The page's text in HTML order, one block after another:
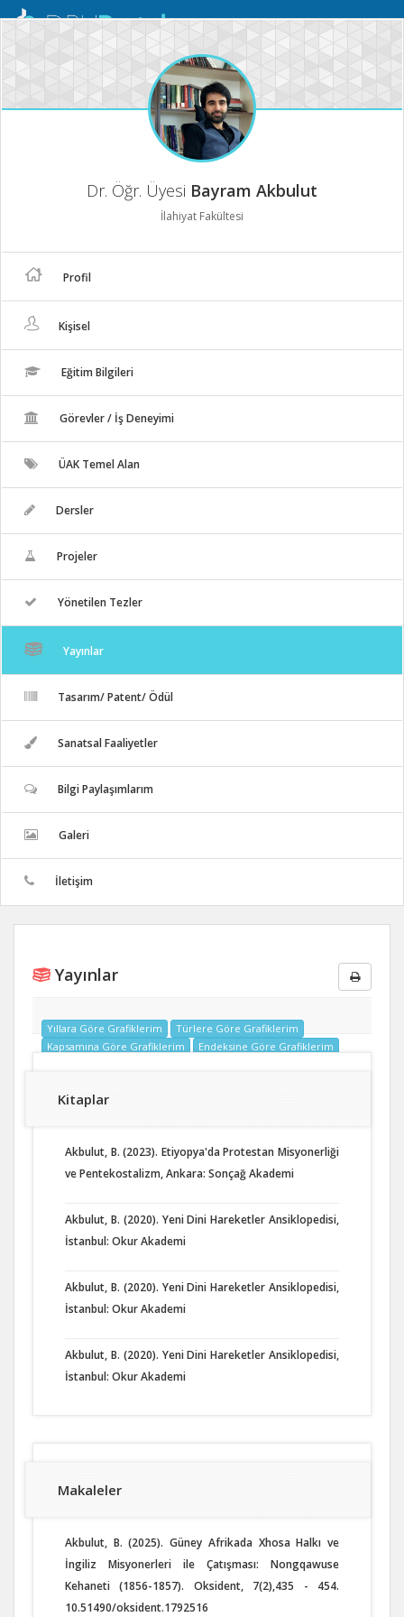
Mobil
Dr. Öğr. Üyesi Bayram Akbulut
İlahiyat Fakültesi
Profil
Kişisel
Eğitim Bilgileri
Görevler / İş Deneyimi
ÜAK Temel Alan
Dersler
Projeler
Yönetilen Tezler
Yayınlar
Tasarım/ Patent/ Ödül
Sanatsal Faaliyetler
Bilgi Paylaşımlarım
Galeri
İletişim
Yayınlar
Yıllara Göre Grafiklerim
Türlere Göre Grafiklerim
Kapsamına Göre Grafiklerim
Endeksine Göre Grafiklerim
Kitaplar
Akbulut, B. (2023). Etiyopya'da Protestan Misyonerliği
ve Pentekostalizm, Ankara: Sonçağ Akademi
Akbulut, B. (2020). Yeni Dini Hareketler Ansiklopedisi,
İstanbul: Okur Akademi
Akbulut, B. (2020). Yeni Dini Hareketler Ansiklopedisi,
İstanbul: Okur Akademi
Akbulut, B. (2020). Yeni Dini Hareketler Ansiklopedisi,
İstanbul: Okur Akademi
Makaleler
Akbulut, B. (2025). Güney Afrikada Xhosa Halkı ve
İngiliz Misyonerleri ile Çatışması: Nongqawuse
Kehaneti (1856-1857). Oksident, 7(2),435 - 454.
10.51490/oksident.1792516